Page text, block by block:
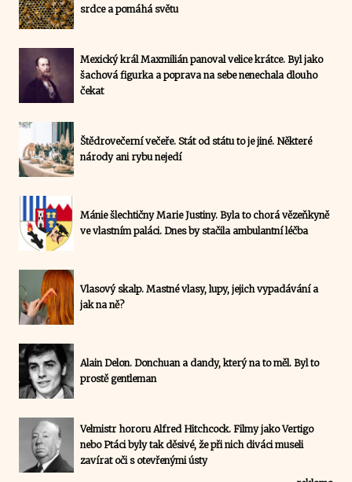
srdce a pomáhá světu
Mexický král Maxmilián panoval velice krátce. Byl jako
šachová figurka a poprava na sebe nenechala dlouho
čekat
Štědrovečerní večeře. Stát od státu to je jiné. Některé
národy ani rybu nejedí
Mánie šlechtičny Marie Justiny. Byla to chorá vězeňkyně
ve vlastním paláci. Dnes by stačila ambulantní léčba
Vlasový skalp. Mastné vlasy, lupy, jejich vypadávání a
jak na ně?
Alain Delon. Donchuan a dandy, který na to měl. Byl to
prostě gentleman
Velmistr hororu Alfred Hitchcock. Filmy jako Vertigo
nebo Ptáci byly tak děsivé, že při nich diváci museli
zavírat oči s otevřenými ústy